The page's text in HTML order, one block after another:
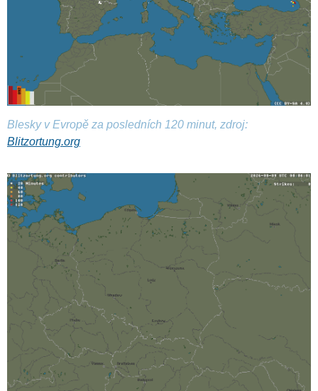
Blesky v Evropě za posledních 120 minut, zdroj:
Blitzortung.org